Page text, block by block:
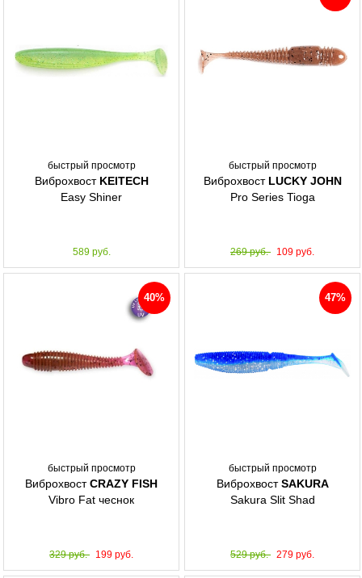
быстрый просмотр
Виброхвост KEITECH
Easy Shiner
589 руб.
быстрый просмотр
Виброхвост LUCKY JOHN
Pro Series Tioga
269 руб. 109 руб.
быстрый просмотр
40%
ВиброхвостCRAZY FISH
Vibro Fat чеснок
329 руб. 199 руб.
быстрый просмотр
47%
ВиброхвостSAKURA
Sakura Slit Shad
529 руб. 279 руб.